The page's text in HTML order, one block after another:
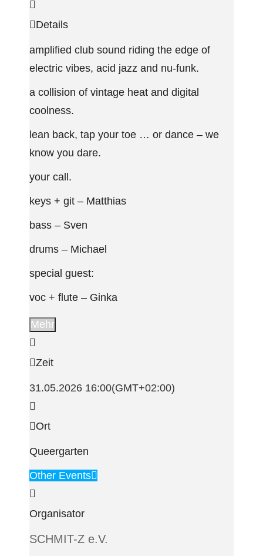
Details
amplified club sound riding the edge of
electric vibes, acid jazz and nu-funk.
a collision of vintage heat and digital
coolness.
lean back, tap your toe … or dance – we
know you dare.
your call.
keys + git – Matthias
bass – Sven
drums – Michael
special guest:
voc + flute – Ginka
Mehr
Zeit
31.05.2026 16:00(GMT+02:00)
Ort
Queergarten
Other Events
Organisator
SCHMIT-Z e.V.